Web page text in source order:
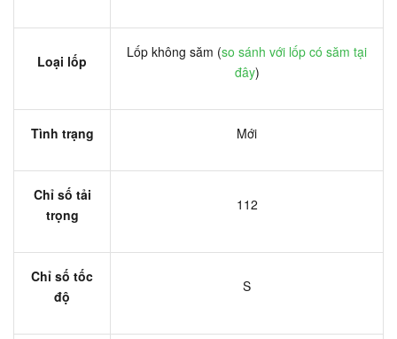
Loại lốp
Lốp không săm (so sánh với lốp có săm tại
đây)
Tình trạng Mới
Chỉ số tải
trọng
112
Chỉ số tốc
độ
S